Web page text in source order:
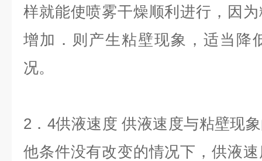
样就能使喷雾干燥顺利进行，因
增加．则产生粘壁现象，适当降
况。
2．4供液速度 供液速度与粘壁现
他条件没有改变的情况下，供液